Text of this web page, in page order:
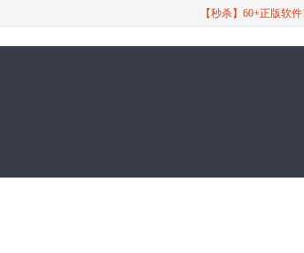
【秒杀】60+正版软